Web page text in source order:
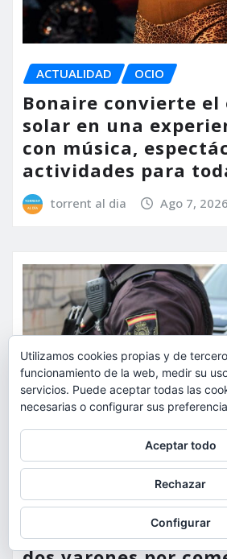
ACTUALIDAD OCIO
Bonaire convierte el
solar en una
con música,
actividades para
torrent al dia Ago 7, 2026
SUCESOS
La Policía Nacional
Utilizamos cookies propias y de
funcionamiento de la web, medir su
servicios. Puede aceptar todas las
necesarias o configurar sus
Aceptar todo
Rechazar
Configurar
Para obtener más información, incluido